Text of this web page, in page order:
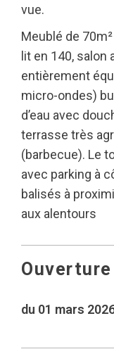
vue.
Meublé de
lit en 140, salon
entièrement
micro-ondes)
d’eau avec
terrasse très
(barbecue). Le
avec parking à
balisés à
aux alentours
Ouverture
du 01 mars